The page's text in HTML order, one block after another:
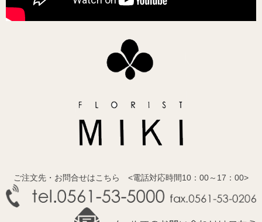
ご注文先・お問合せはこちら <電話対応時間10：00～17：00>